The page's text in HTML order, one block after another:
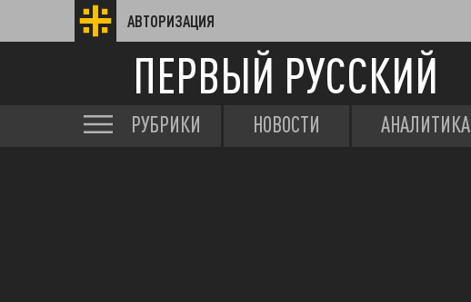
АВТОРИЗАЦИЯ
ПЕРВЫЙ РУССКИЙ
РУБРИКИ НОВОСТИ АНАЛИТИКА